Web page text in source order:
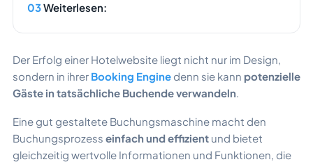
Weiterlesen:
Der Erfolg einer Hotelwebsite liegt nicht nur im Design,
sondern in ihrer Booking Engine denn sie kann potenzielle
Gäste in tatsächliche Buchende verwandeln.
Eine gut gestaltete Buchungsmaschine macht den
Buchungsprozess einfach und effizient und bietet
gleichzeitig wertvolle Informationen und Funktionen, die